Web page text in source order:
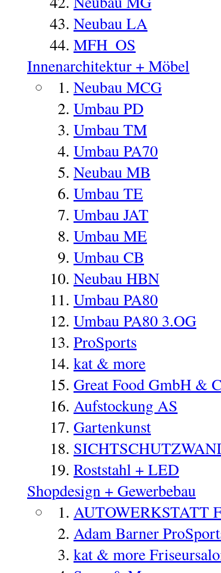
Neubau LA
MFH_OS
Innenarchitektur + Möbel
Neubau MCG
Umbau PD
Umbau TM
Umbau PA70
Neubau MB
Umbau TE
Umbau JAT
Umbau ME
Umbau CB
Neubau HBN
Umbau PA80
Umbau PA80 3.OG
ProSports
kat & more
Great Food GmbH &
Aufstockung AS
Gartenkunst
Roststahl + LED
Shopdesign + Gewerbebau
AUTOWERKSTATT
Adam Barner
kat & more